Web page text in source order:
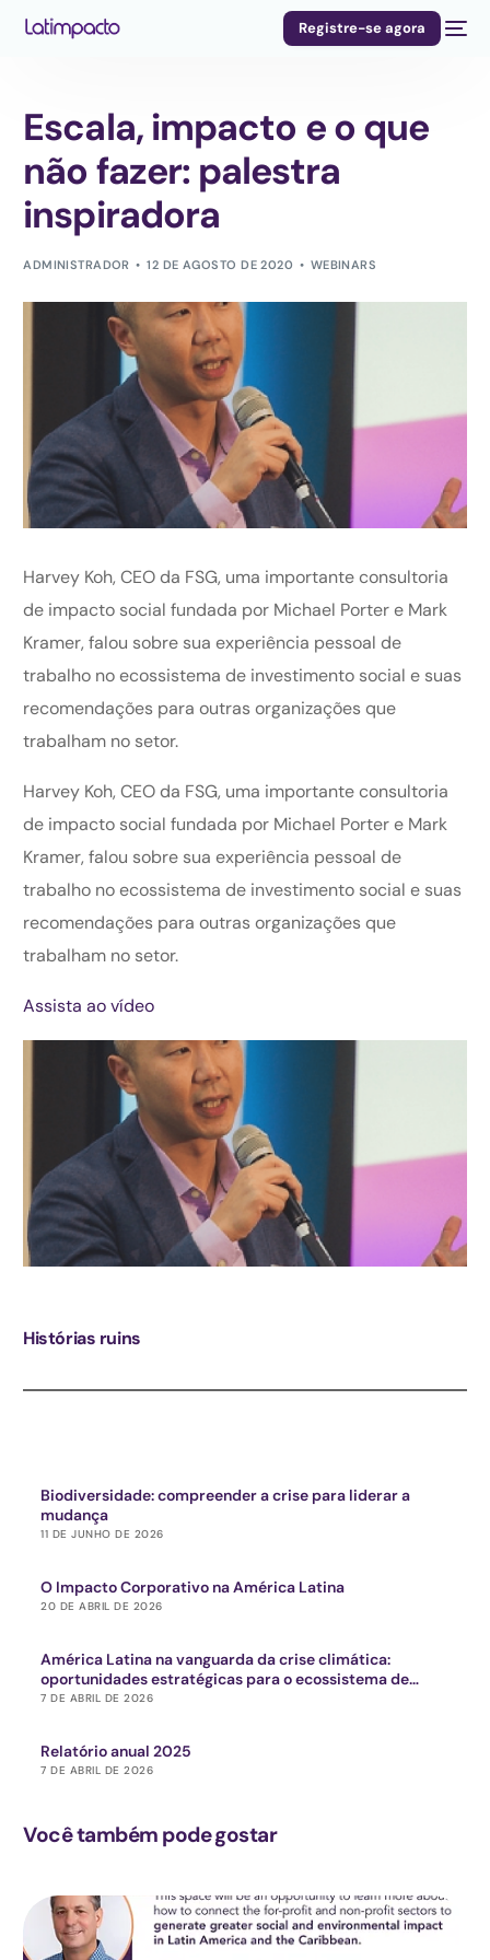
Registre-se agora
Escala, impacto e o que
não fazer: palestra
inspiradora
ADMINISTRADOR 12 DE AGOSTO DE 2020 WEBINARS
Harvey Koh, CEO da FSG, uma importante consultoria
de impacto social fundada por Michael Porter e Mark
Kramer, falou sobre sua experiência pessoal de
trabalho no ecossistema de investimento social e suas
recomendações para outras organizações que
trabalham no setor.
Harvey Koh, CEO da FSG, uma importante consultoria
de impacto social fundada por Michael Porter e Mark
Kramer, falou sobre sua experiência pessoal de
trabalho no ecossistema de investimento social e suas
recomendações para outras organizações que
trabalham no setor.
Assista ao vídeo
Histórias ruins
Biodiversidade: compreender a crise para liderar a
mudança
11 DE JUNHO DE 2026
O Impacto Corporativo na América Latina
20 DE ABRIL DE 2026
América Latina na vanguarda da crise climática:
oportunidades estratégicas para o ecossistema de
impacto
7 DE ABRIL DE 2026
Relatório anual 2025
7 DE ABRIL DE 2026
Você também pode gostar